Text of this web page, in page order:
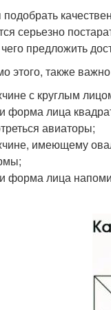
серьезно
предложить
этого, также
с круглым
форма лица
авиаторы;
имеющему
форма лица